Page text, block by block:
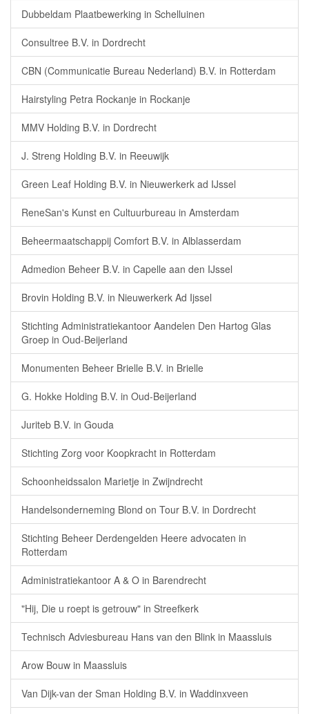
Dubbeldam Plaatbewerking in Schelluinen
Consultree B.V. in Dordrecht
CBN (Communicatie Bureau Nederland) B.V. in Rotterdam
Hairstyling Petra Rockanje in Rockanje
MMV Holding B.V. in Dordrecht
J. Streng Holding B.V. in Reeuwijk
Green Leaf Holding B.V. in Nieuwerkerk ad IJssel
ReneSan's Kunst en Cultuurbureau in Amsterdam
Beheermaatschappij Comfort B.V. in Alblasserdam
Admedion Beheer B.V. in Capelle aan den IJssel
Brovin Holding B.V. in Nieuwerkerk Ad Ijssel
Stichting Administratiekantoor Aandelen Den Hartog Glas
Groep in Oud-Beijerland
Monumenten Beheer Brielle B.V. in Brielle
G. Hokke Holding B.V. in Oud-Beijerland
Juriteb B.V. in Gouda
Stichting Zorg voor Koopkracht in Rotterdam
Schoonheidssalon Marietje in Zwijndrecht
Handelsonderneming Blond on Tour B.V. in Dordrecht
Stichting Beheer Derdengelden Heere advocaten in
Rotterdam
Administratiekantoor A & O in Barendrecht
"Hij, Die u roept is getrouw" in Streefkerk
Technisch Adviesbureau Hans van den Blink in Maassluis
Arow Bouw in Maassluis
Van Dijk-van der Sman Holding B.V. in Waddinxveen